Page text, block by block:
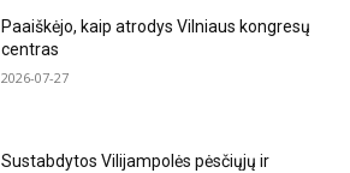
Paaiškėjo, kaip atrodys Vilniaus kongresų
centras
2026-07-27
Sustabdytos Vilijampolės pėsčiųjų ir